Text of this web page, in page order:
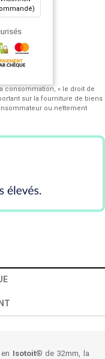
consommation, « le droit de
sur la fourniture de biens
ou nettement
Isotoit® de 32mm, la